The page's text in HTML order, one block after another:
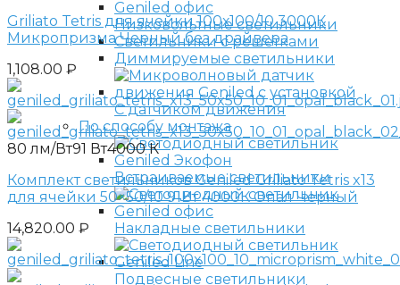
Низковольтные светильники
Светильники с решетками
Диммируемые светильники
С датчиком движения
По способу монтажа
Встраиваемые светильники
Накладные светильники
Подвесные светильники
Griliato Tetris для ячейки 100х100/10 3000К
Микропризма Черный без драйвера
1,108.00 ₽
80 лм/Вт91 Вт4000 К
Комплект светильников Geniled Griliato Tetris x13
для ячейки 50×50/10 91Вт 4000К Опал Черный
14,820.00 ₽